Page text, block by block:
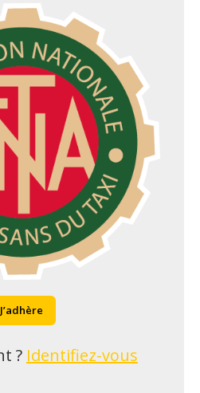
J’adhère
? Identifiez-vous